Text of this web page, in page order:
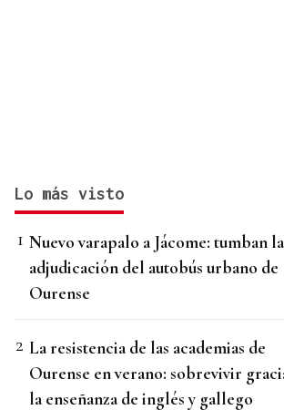
Lo más visto
Nuevo varapalo a Jácome: tumban la
adjudicación del autobús urbano de
Ourense
La resistencia de las academias de
Ourense en verano: sobrevivir
la enseñanza de inglés y gallego